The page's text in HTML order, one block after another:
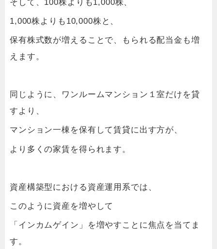
そして、100株よりも1,000株、
1,000株よりも10,000株と、
保有株式数が増えることで、もられる配当金も増
えます。
同じように、ワンルームマンション１室だけを貸
すより、
マンション一棟を保有して賃貸に出す方が、
より多くの家賃を得られます。
資産構築型における資産運用系では、
このように資産を増やして
「インカムゲイン」を増やすことに焦点を当てま
す。